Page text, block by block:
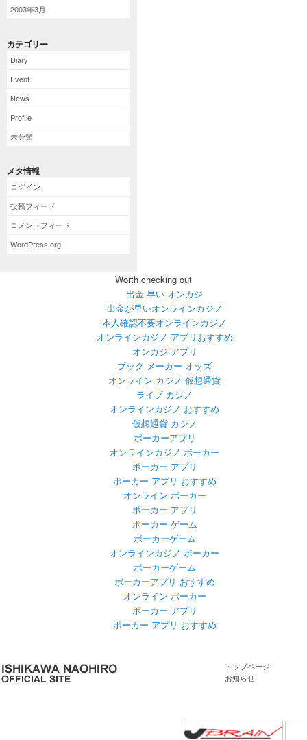
2003年3月
カテゴリー
Diary
Event
News
Profile
未分類
メタ情報
ログイン
投稿フィード
コメントフィード
WordPress.org
Worth checking out
出金 早い オンカジ
出金が早いオンラインカジノ
本人確認不要オンラインカジノ
オンラインカジノ アプリおすすめ
オンカジ アプリ
ブック メーカー オッズ
オンライン カジノ 仮想通貨
ライブ カジノ
オンラインカジノ おすすめ
仮想通貨 カジノ
ポーカーアプリ
オンラインカジノ ポーカー
ポーカー アプリ
ポーカー アプリ おすすめ
オンライン ポーカー
ポーカー アプリ
ポーカー ゲーム
ポーカーゲーム
オンラインカジノ ポーカー
ポーカーゲーム
ポーカーアプリ おすすめ
オンライン ポーカー
ポーカー アプリ
ポーカー アプリ おすすめ
トップページ
お知らせ